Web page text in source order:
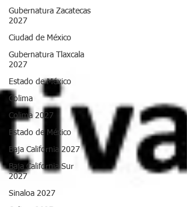
Gubernatura Zacatecas
2027
Ciudad de México
Gubernatura Tlaxcala
2027
Estado de México
Colima
Colima 2027
Estado de México
Baja California 2027
Baja California Sur
2027
Sinaloa 2027